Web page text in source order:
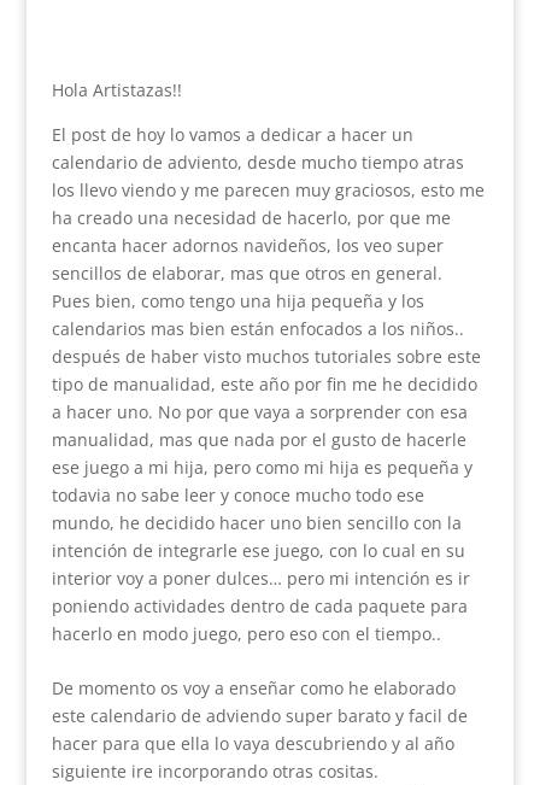
Hola Artistazas!!
El post de hoy lo vamos a dedicar a hacer un
calendario de adviento, desde mucho tiempo atras
los llevo viendo y me parecen muy graciosos, esto me
ha creado una necesidad de hacerlo, por que me
encanta hacer adornos navideños, los veo super
sencillos de elaborar, mas que otros en general.
Pues bien, como tengo una hija pequeña y los
calendarios mas bien están enfocados a los niños..
después de haber visto muchos tutoriales sobre este
tipo de manualidad, este año por fin me he decidido
a hacer uno. No por que vaya a sorprender con esa
manualidad, mas que nada por el gusto de hacerle
ese juego a mi hija, pero como mi hija es pequeña y
todavia no sabe leer y conoce mucho todo ese
mundo, he decidido hacer uno bien sencillo con la
intención de integrarle ese juego, con lo cual en su
interior voy a poner dulces… pero mi intención es ir
poniendo actividades dentro de cada paquete para
hacerlo en modo juego, pero eso con el tiempo..
De momento os voy a enseñar como he elaborado
este calendario de adviendo super barato y facil de
hacer para que ella lo vaya descubriendo y al año
siguiente ire incorporando otras cositas.